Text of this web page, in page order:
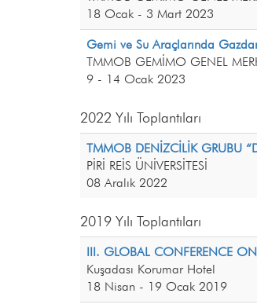
18 Ocak - 3 Mart 2023
Gemi ve Su Araçlarında
TMMOB GEMİMO GENEL
9 - 14 Ocak 2023
2022 Yılı Toplantıları
TMMOB DENİZCİLİK GRUBU
PİRİ REİS ÜNİVERSİTESİ
08 Aralık 2022
2019 Yılı Toplantıları
III. GLOBAL CONFERENCE
Kuşadası Korumar Hotel
18 Nisan - 19 Ocak 2019